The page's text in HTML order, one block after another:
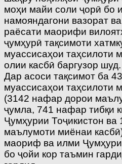
моҳи майи соли ҷорӣ бо
намояндагони вазорат
раёсати маорифи
ҷумҳурӣ тақсимоти
муассисаҳои таҳсилоти
олии касбӣ баргузор шуд.
Дар асоси тақсимот ба
муассисаҳои таҳсилоти
(3142 нафар дорои
ҷумла, 741 нафар тибқи
Ҷумҳурии Тоҷикистон
маълумоти миёнаи
маориф ва илми
бо ҷойи кор таъмин